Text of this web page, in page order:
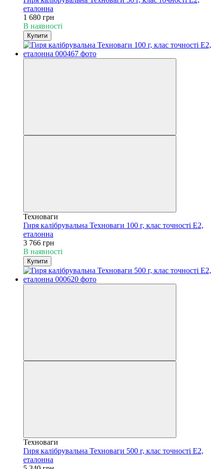
еталонна
1 680 грн
В наявності
Купити
Техноваги
Гиря калібрувальна Техноваги 100 г, клас точності Е2,
еталонна
3 766 грн
В наявності
Купити
Техноваги
Гиря калібрувальна Техноваги 500 г, клас точності Е2,
еталонна